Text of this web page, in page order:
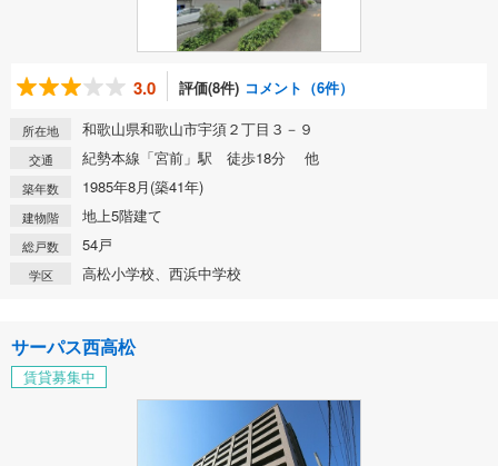
3.0 評価(8件) コメント（6件）
所在地 和歌山県和歌山市宇須２丁目３－９
交通 紀勢本線「宮前」駅 徒歩18分 他
築年数 1985年8月(築41年)
建物階 地上5階建て
総戸数 54戸
学区 高松小学校、西浜中学校
サーパス西高松
賃貸募集中